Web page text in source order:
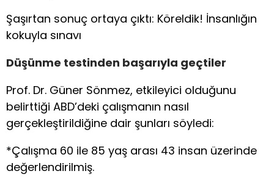
Şaşırtan sonuç ortaya çıktı: Köreldik! İnsanlığın
kokuyla sınavı
Düşünme testinden başarıyla geçtiler
Prof. Dr. Güner Sönmez, etkileyici olduğunu
belirttiği ABD’deki çalışmanın nasıl
gerçekleştirildiğine dair şunları söyledi:
*Çalışma 60 ile 85 yaş arası 43 insan üzerinde
değerlendirilmiş.